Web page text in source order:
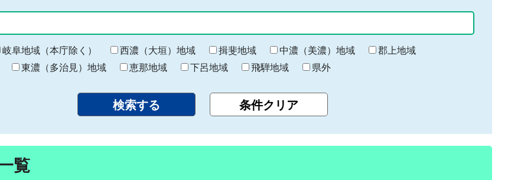
終
わ
り
岐阜地域（本庁除く） 西濃（大垣）地域 揖斐地域 中濃（美濃）地域
郡上地域
東濃（多治見）地域 恵那地域 下呂地域 飛騨地域 県外
覧